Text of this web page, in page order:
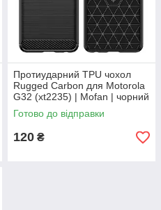
Протиударний TPU чохол
Rugged Carbon для Motorola
G32 (xt2235) | Mofan | чорний
Готово до відправки
120 ₴